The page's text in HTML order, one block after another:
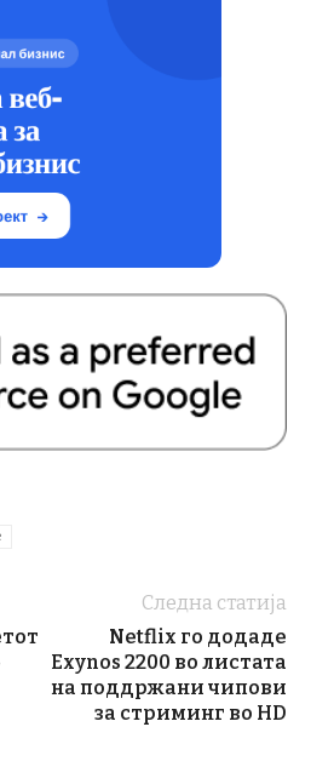
Следна статија
Netflix го додаде
Exynos 2200 во листата
на поддржани чипови
за стриминг во HD